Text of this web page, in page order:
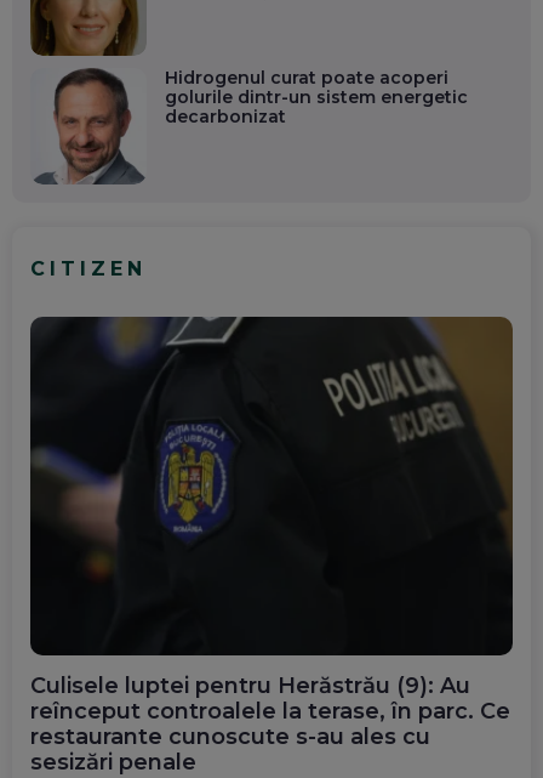
Hidrogenul curat poate acoperi
golurile dintr-un sistem energetic
decarbonizat
CITIZEN
Culisele luptei pentru Herăstrău (9): Au
reînceput controalele la terase, în parc. Ce
restaurante cunoscute s-au ales cu
sesizări penale